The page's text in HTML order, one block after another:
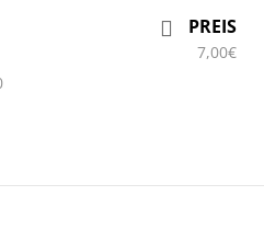
PREIS
7,00€